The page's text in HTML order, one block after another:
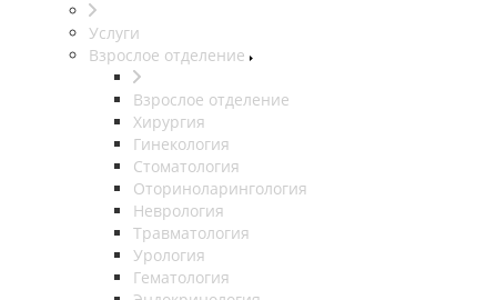
Услуги
Взрослое отделение
Взрослое отделение
Хирургия
Гинекология
Стоматология
Оториноларингология
Неврология
Травматология
Урология
Гематология